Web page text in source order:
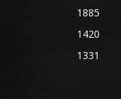
1885
1420
1331